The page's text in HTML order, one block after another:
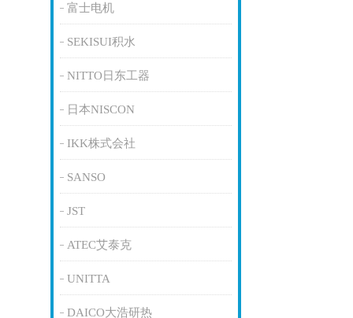
富士电机
SEKISUI积水
NITTO日东工器
日本NISCON
IKK株式会社
SANSO
JST
ATEC艾泰克
UNITTA
DAICO大浩研热